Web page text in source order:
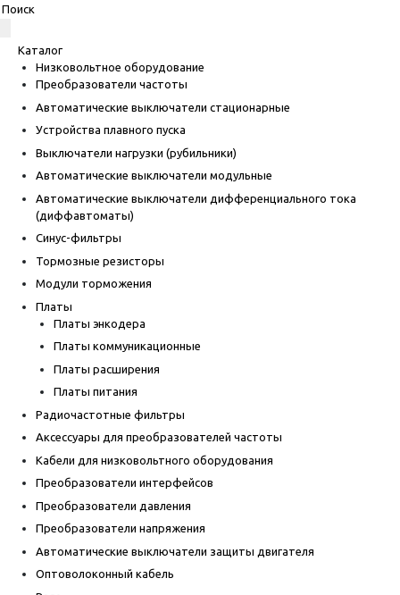
Каталог
Низковольтное оборудование
Преобразователи частоты
Автоматические выключатели стационарные
Устройства плавного пуска
Выключатели нагрузки (рубильники)
Автоматические выключатели модульные
Автоматические выключатели дифференциального тока
(диффавтоматы)
Синус-фильтры
Тормозные резисторы
Модули торможения
Платы
Платы энкодера
Платы коммуникационные
Платы расширения
Платы питания
Радиочастотные фильтры
Аксессуары для преобразователей частоты
Кабели для низковольтного оборудования
Преобразователи интерфейсов
Преобразователи давления
Преобразователи напряжения
Автоматические выключатели защиты двигателя
Оптоволоконный кабель